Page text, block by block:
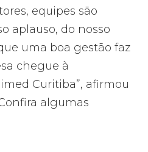
equipes são
aplauso, do nosso
uma boa gestão faz
chegue à
Curitiba”, afirmou
algumas